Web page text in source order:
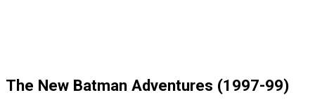
The New Batman Adventures (1997-99)